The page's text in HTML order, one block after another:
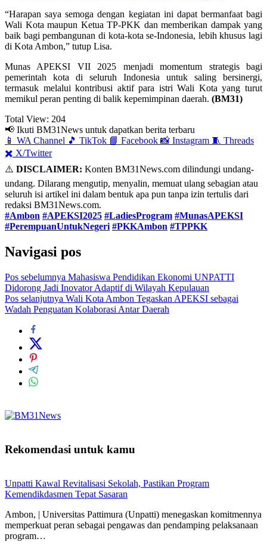
“Harapan saya semoga dengan kegiatan ini dapat bermanfaat bagi
Wali Kota maupun Ketua TP-PKK dan memberikan dampak yang
baik bagi pembangunan di kota-kota se-Indonesia, lebih khusus lagi
di Kota Ambon,” tutup Lisa.
Munas APEKSI VII 2025 menjadi momentum strategis bagi
pemerintah kota di seluruh Indonesia untuk saling bersinergi,
termasuk melalui kontribusi aktif para istri Wali Kota yang turut
memikul peran penting di balik kepemimpinan daerah. (BM31)
Total View: 204
📢 Ikuti BM31News untuk dapatkan berita terbaru
📱 WA Channel 🎵 TikTok 📘 Facebook 📸 Instagram 🧵 Threads
✖️ X/Twitter
⚠️ DISCLAIMER: Konten BM31News.com dilindungi undang-
undang. Dilarang mengutip, menyalin, memuat ulang sebagian atau
seluruh isi artikel ini dalam bentuk apa pun tanpa izin tertulis dari
redaksi BM31News.com.
#Ambon #APEKSI2025 #LadiesProgram #MunasAPEKSI
#PerempuanUntukNegeri #PKKAmbon #TPPKK
Navigasi pos
Pos sebelumnya Mahasiswa Pendidikan Ekonomi UNPATTI
Didorong Jadi Inovator Adaptif di Wilayah Kepulauan
Pos selanjutnya Wali Kota Ambon Tegaskan APEKSI sebagai
Wadah Penguatan Kolaborasi Antar Daerah
Rekomendasi untuk kamu
Unpatti Kawal Revitalisasi Sekolah, Pastikan Program
Kemendikdasmen Tepat Sasaran
Ambon, | Universitas Pattimura (Unpatti) menegaskan komitmennya
memperkuat peran sebagai pengawas dan pendamping pelaksanaan
program…